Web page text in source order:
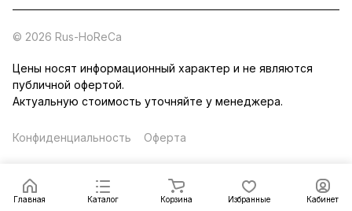
Главная Каталог Корзина Избранные Кабинет
© 2026 Rus-HoReCa
Цены носят информационный характер и не являются
публичной офертой.
Актуальную стоимость уточняйте у менеджера.
Конфиденциальность Оферта